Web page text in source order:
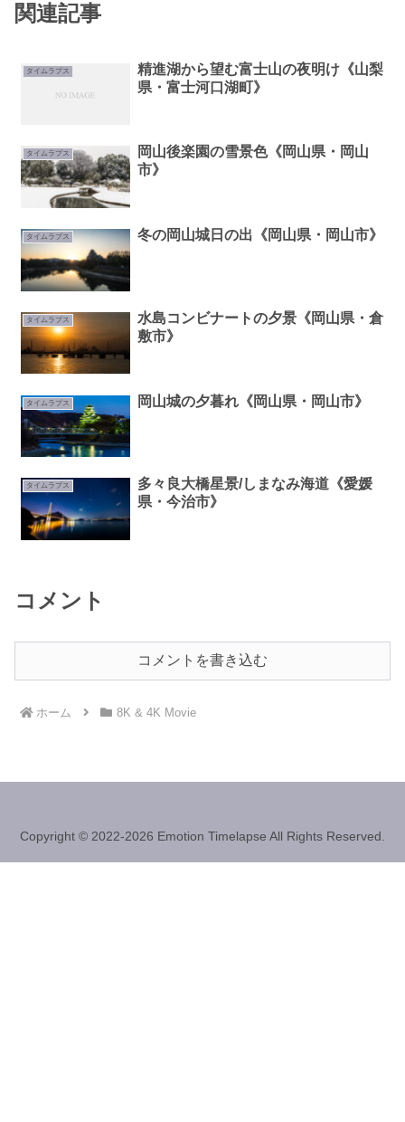
関連記事
タイムラプス
精進湖から望む富士山の夜明け《山梨
県・富士河口湖町》
タイムラプス
岡山後楽園の雪景色《岡山県・岡山
市》
タイムラプス 冬の岡山城日の出《岡山県・岡山市》
タイムラプス
水島コンビナートの夕景《岡山県・倉
敷市》
タイムラプス 岡山城の夕暮れ《岡山県・岡山市》
タイムラプス
多々良大橋星景/しまなみ海道《愛媛
県・今治市》
コメント
コメントを書き込む
ホーム 8K & 4K Movie
Copyright © 2022-2026 Emotion Timelapse All Rights Reserved.